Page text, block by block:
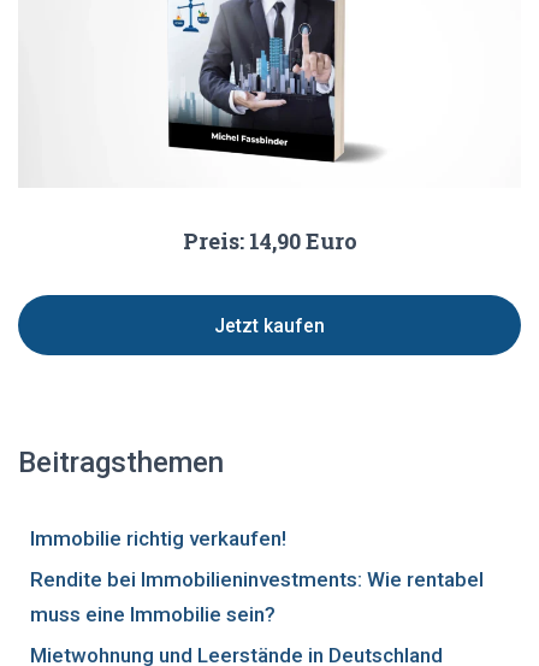
Preis: 14,90 Euro
Jetzt kaufen
Beitragsthemen
Immobilie richtig verkaufen!
Rendite bei Immobilieninvestments: Wie rentabel
muss eine Immobilie sein?
Mietwohnung und Leerstände in Deutschland